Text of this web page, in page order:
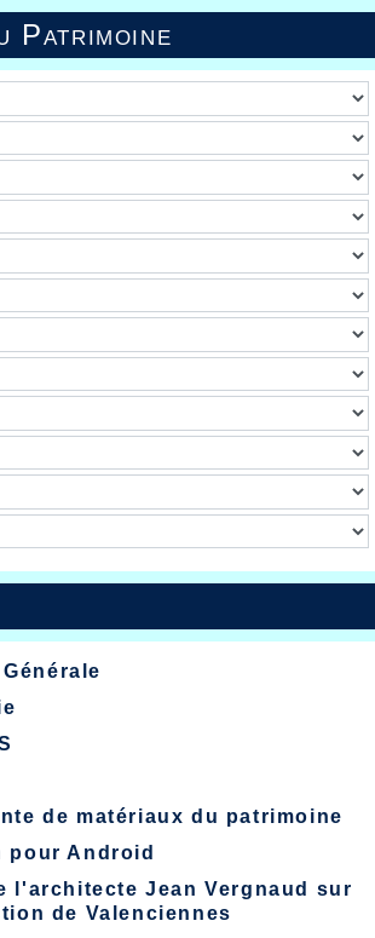
Patrimoine
de matériaux du patrimoine
pour Android
l'architecte Jean Vergnaud sur
de Valenciennes